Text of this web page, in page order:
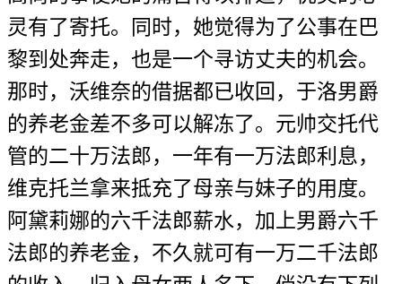
灵有了寄托。同时，她觉得为了公事在巴
黎到处奔走，也是一个寻访丈夫的机会。
那时，沃维奈的借据都已收回，于洛男爵
的养老金差不多可以解冻了。元帅交托代
管的二十万法郎，一年有一万法郎利息，
维克托兰拿来抵充了母亲与妹子的用度。
阿黛莉娜的六千法郎薪水，加上男爵六千
法郎的养老金，不久就可有一万二千法郎